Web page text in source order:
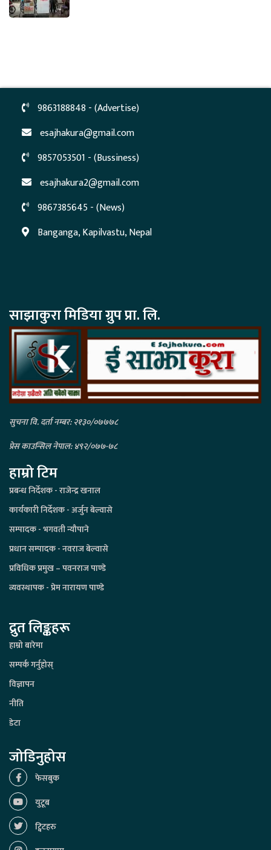
9863188848 - (Advertise)
esajhakura@gmail.com
9857053501 - (Bussiness)
esajhakura2@gmail.com
9867385645 - (News)
Banganga, Kapilvastu, Nepal
साझाकुरा मिडिया ग्रुप प्रा. लि.
सुचना वि. दर्ता नम्बर: २१३०/०७७७८
प्रेस काउन्सिल नेपाल: ४९२/०७७-७८
हाम्रो टिम
प्रबन्ध निर्देशक - राजेन्द्र खनाल
कार्यकारी निर्देशक - अर्जुन बेल्वासे
सम्पादक - भगवती न्यौपाने
प्रधान सम्पादक - नवराज बेल्वासे
प्रविधिक प्रमुख – पवनराज पाण्डे
व्यवस्थापक - प्रेम नारायण पाण्डे
द्रुत लिङ्कहरू
हाम्रो बारेमा
सम्पर्क गर्नुहोस्
विज्ञापन
नीति
डेटा
जोडिनुहोस
फेसबुक
युटूब
ट्विटहरु